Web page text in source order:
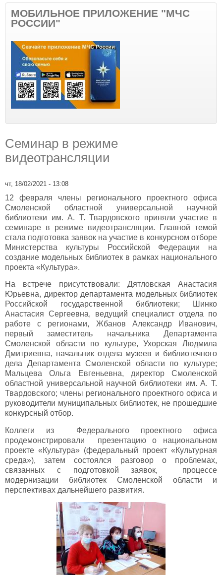
МОБИЛЬНОЕ ПРИЛОЖЕНИЕ "МЧС
РОССИИ"
Семинар в режиме
видеотрансляции
чт, 18/02/2021 - 13:08
12 февраля члены регионального проектного офиса
Смоленской областной универсальной научной
библиотеки им. А. Т. Твардовского приняли участие в
семинаре в режиме видеотрансляции. Главной темой
стала подготовка заявок на участие в конкурсном отборе
Министерства культуры Российской Федерации на
создание модельных библиотек в рамках национального
проекта «Культура».
На встрече присутствовали: Дятловская Анастасия
Юрьевна, директор департамента модельных библиотек
Российской государственной библиотеки; Шинко
Анастасия Сергеевна, ведущий специалист отдела по
работе с регионами, Жбанов Александр Иванович,
первый заместитель начальника Департамента
Смоленской области по культуре, Ухорская Людмила
Дмитриевна, начальник отдела музеев и библиотечного
дела Департамента Смоленской области по культуре;
Мальцева Ольга Евгеньевна, директор Смоленской
областной универсальной научной библиотеки им. А. Т.
Твардовского; члены регионального проектного офиса и
руководители муниципальных библиотек, не прошедшие
конкурсный отбор.
Коллеги из Федерального проектного офиса
продемонстрировали презентацию о национальном
проекте «Культура» (федеральный проект «Культурная
среда»), затем состоялся разговор о проблемах,
связанных с подготовкой заявок, процессе
модернизации библиотек Смоленской области и
перспективах дальнейшего развития.